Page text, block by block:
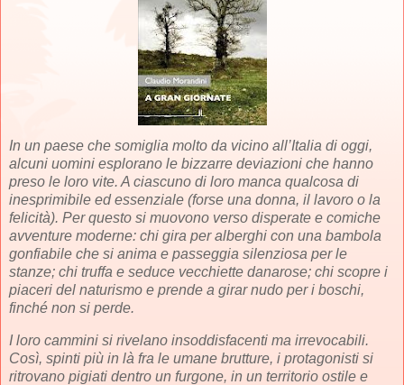
In un paese che somiglia molto da vicino all’Italia di oggi,
alcuni uomini esplorano le bizzarre deviazioni che hanno
preso le loro vite. A ciascuno di loro manca qualcosa di
inesprimibile ed essenziale (forse una donna, il lavoro o la
felicità). Per questo si muovono verso disperate e comiche
avventure moderne: chi gira per alberghi con una bambola
gonfiabile che si anima e passeggia silenziosa per le
stanze; chi truffa e seduce vecchiette danarose; chi scopre i
piaceri del naturismo e prende a girar nudo per i boschi,
finché non si perde.
I loro cammini si rivelano insoddisfacenti ma irrevocabili.
Così, spinti più in là fra le umane brutture, i protagonisti si
ritrovano pigiati dentro un furgone, in un territorio ostile e